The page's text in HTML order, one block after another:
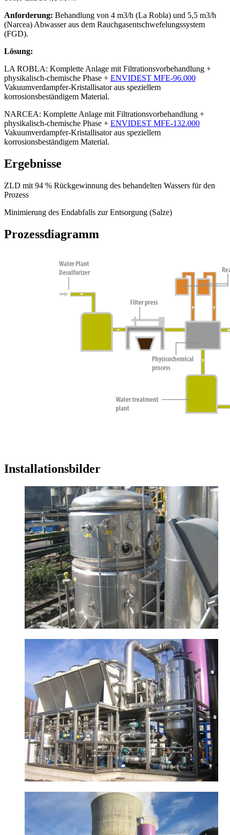
Anforderung: Behandlung von 4 m3/h (La Robla) und 5,5 m3/h
(Narcea) Abwasser aus dem Rauchgasentschwefelungssystem
(FGD).
Lösung:
LA ROBLA: Komplette Anlage mit Filtrationsvorbehandlung +
physikalisch-chemische Phase + ENVIDEST MFE-96.000
Vakuumverdampfer-Kristallisator aus speziellem
korrosionsbeständigem Material.
NARCEA: Komplette Anlage mit Filtrationsvorbehandlung +
physikalisch-chemische Phase + ENVIDEST MFE-132.000
Vakuumverdampfer-Kristallisator aus speziellem
korrosionsbeständigem Material.
Ergebnisse
ZLD mit 94 % Rückgewinnung des behandelten Wassers für den
Prozess
Minimierung des Endabfalls zur Entsorgung (Salze)
Prozessdiagramm
Installationsbilder